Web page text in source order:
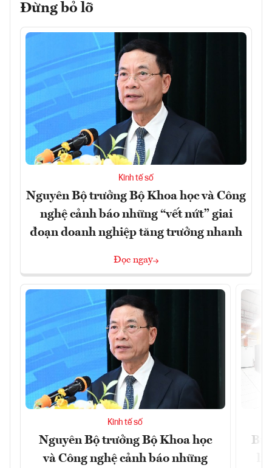
Đừng bỏ lỡ
Kinh tế số
Nguyên Bộ trưởng Bộ Khoa học và Công
nghệ cảnh báo những “vết nứt” giai
đoạn doanh nghiệp tăng trưởng nhanh
Đọc ngay
Kinh tế số
Nguyên Bộ trưởng Bộ Khoa học
và Công nghệ cảnh báo những